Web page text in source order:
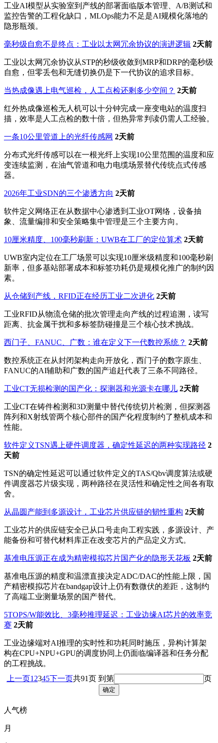
工业AI模型从实验室到产线的部署面临版本管理、A/B测试和
监控告警的工程化缺口，MLOps能力不足是AI规模化落地的
隐形瓶颈。
毫秒级自愈不是终点：工业以太网冗余协议的演进逻辑 2天前
工业以太网冗余协议从STP的秒级收敛到MRP和DRP的毫秒级
自愈，但零丢包和无缝切换仍是下一代协议的追求目标。
当热成像遇上电气巡检，人工点检还剩多少空间？ 2天前
红外热成像巡检无人机可以十分钟完成一座变电站的温度扫
描，效率是人工点检的数十倍，但热异常判读仍需人工经验。
一条10公里管道上的光纤传感网 2天前
分布式光纤传感可以在一根光纤上实现10公里范围的温度和应
变连续监测，在油气管道和电力电缆场景替代传统点式传感
器。
2026年工业SDN的三个渗透方向 2天前
软件定义网络正在从数据中心渗透到工业OT网络，设备抽
象、流量编排和安全策略集中管理是三个主要方向。
10厘米精度、100毫秒刷新：UWB在工厂的定位算术 2天前
UWB室内定位在工厂场景可以实现10厘米级精度和100毫秒刷
新率，但多基站部署成本和标签功耗仍是规模化推广的制约因
素。
从仓储到产线，RFID正在经历工业二次进化 2天前
工业RFID从物流仓储的批次管理走向产线的过程追溯，读写
距离、抗金属干扰和多标签防碰撞是三个核心技术挑战。
西门子、FANUC、广数：谁在定义下一代数控系统？ 2天前
数控系统正在从封闭架构走向开放化，西门子的数字原生、
FANUC的AI辅助和广数的国产追赶代表了三条不同路径。
工业CT无损检测的国产化：探测器和光源卡在哪儿 2天前
工业CT在铸件检测和3D测量中替代传统切片检测，但探测器
阵列和X射线管两个核心部件的国产化程度制约了整机成本和
性能。
软件定义TSN遇上硬件调度器，确定性延迟的两种实现路径 2
天前
TSN的确定性延迟可以通过软件定义的TAS/Qbv调度算法或硬
件调度器芯片级实现，两种路径在灵活性和确定性之间各有取
舍。
从晶圆产能到多源设计，工业芯片供应链的韧性重构 2天前
工业芯片的供应链安全已从口号走向工程实践，多源设计、产
能备份和可替代材料库正在改变芯片的产品定义方式。
基准电压源正在成为精密模拟芯片国产化的隐形天花板 2天前
基准电压源的精度和温漂直接决定ADC/DAC的性能上限，国
产精密模拟芯片在bandgap设计上仍有数微伏的差距，这制约
了高端工业测量场景的国产替代。
5TOPS/W能效比、3毫秒推理延迟：工业边缘AI芯片的效率竞
赛 2天前
工业边缘端对AI推理的实时性和功耗同时施压，异构计算架
构在CPU+NPU+GPU的调度协同上仍面临编译器和任务分配
的工程挑战。
上一页1 2345下一页共91页 到第 页
人气榜
月